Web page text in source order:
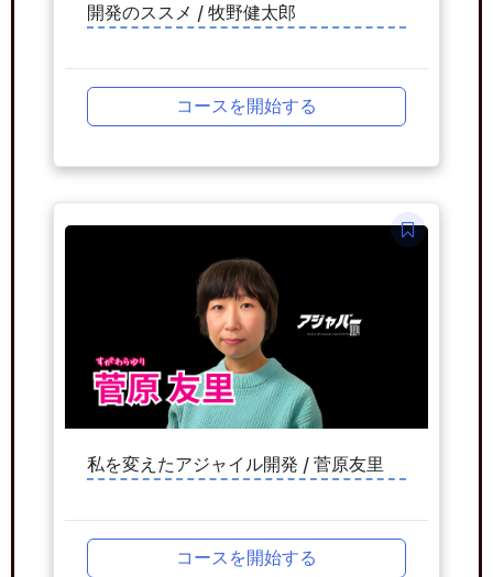
開発のススメ / 牧野健太郎
コースを開始する
私を変えたアジャイル開発 / 菅原友里
コースを開始する